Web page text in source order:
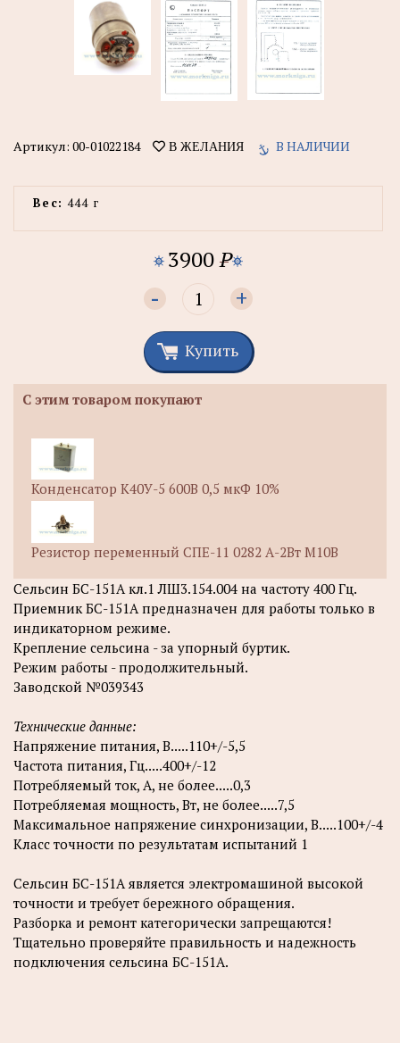
Артикул: 00-01022184 В ЖЕЛАНИЯ В НАЛИЧИИ
Вес: 444 г
3900P
- +
Купить
С этим товаром покупают
Конденсатор К40У-5 600В 0,5 мкФ 10%
Резистор переменный СПЕ-11 0282 А-2Вт М10В
Сельсин БС-151А кл.1 ЛШ3.154.004 на частоту 400 Гц.
Приемник БС-151А предназначен для работы только в
индикаторном режиме.
Крепление сельсина - за упорный буртик.
Режим работы - продолжительный.
Заводской №039343
Технические данные:
Напряжение питания, В.....110+/-5,5
Частота питания, Гц.....400+/-12
Потребляемый ток, А, не более.....0,3
Потребляемая мощность, Вт, не более.....7,5
Максимальное напряжение синхронизации, В.....100+/-4
Класс точности по результатам испытаний 1
Сельсин БС-151А является электромашиной высокой
точности и требует бережного обращения.
Разборка и ремонт категорически запрещаются!
Тщательно проверяйте правильность и надежность
подключения сельсина БС-151А.